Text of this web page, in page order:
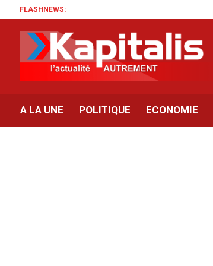
FLASHNEWS:
A LA UNE POLITIQUE ECONOMIE